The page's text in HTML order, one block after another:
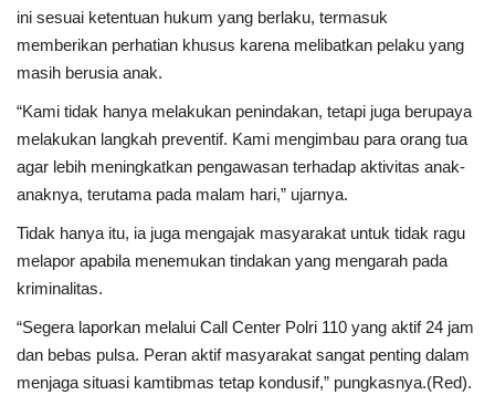
ini sesuai ketentuan hukum yang berlaku, termasuk
memberikan perhatian khusus karena melibatkan pelaku yang
masih berusia anak.
“Kami tidak hanya melakukan penindakan, tetapi juga berupaya
melakukan langkah preventif. Kami mengimbau para orang tua
agar lebih meningkatkan pengawasan terhadap aktivitas anak-
anaknya, terutama pada malam hari,” ujarnya.
Tidak hanya itu, ia juga mengajak masyarakat untuk tidak ragu
melapor apabila menemukan tindakan yang mengarah pada
kriminalitas.
“Segera laporkan melalui Call Center Polri 110 yang aktif 24 jam
dan bebas pulsa. Peran aktif masyarakat sangat penting dalam
menjaga situasi kamtibmas tetap kondusif,” pungkasnya.(Red).